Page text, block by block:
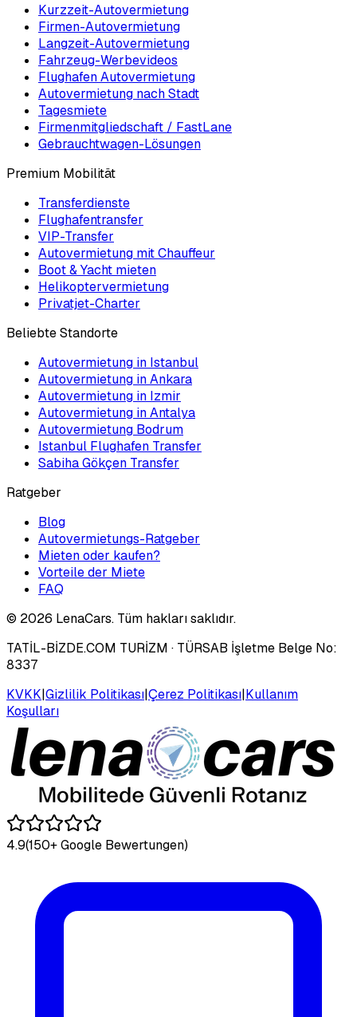
Kurzzeit-Autovermietung
Firmen-Autovermietung
Langzeit-Autovermietung
Fahrzeug-Werbevideos
Flughafen Autovermietung
Autovermietung nach Stadt
Tagesmiete
Firmenmitgliedschaft / FastLane
Gebrauchtwagen-Lösungen
Premium Mobilität
Transferdienste
Flughafentransfer
VIP-Transfer
Autovermietung mit Chauffeur
Boot & Yacht mieten
Helikoptervermietung
Privatjet-Charter
Beliebte Standorte
Autovermietung in Istanbul
Autovermietung in Ankara
Autovermietung in Izmir
Autovermietung in Antalya
Autovermietung Bodrum
Istanbul Flughafen Transfer
Sabiha Gökçen Transfer
Ratgeber
Blog
Autovermietungs-Ratgeber
Mieten oder kaufen?
Vorteile der Miete
FAQ
© 2026 LenaCars. Tüm hakları saklıdır.
TATİL-BİZDE.COM TURİZM · TÜRSAB İşletme Belge No:
8337
KVKK|Gizlilik Politikası|Çerez Politikası|Kullanım
Koşulları
4.9(150+ Google Bewertungen)